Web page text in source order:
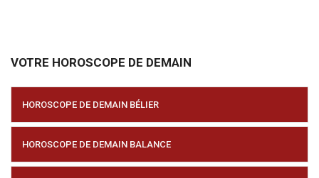
VOTRE HOROSCOPE DE DEMAIN
HOROSCOPE DE DEMAIN BÉLIER
HOROSCOPE DE DEMAIN BALANCE